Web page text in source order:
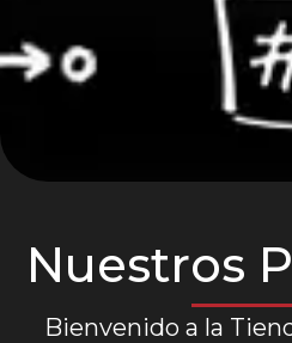
Nuestros
Bienvenido a la